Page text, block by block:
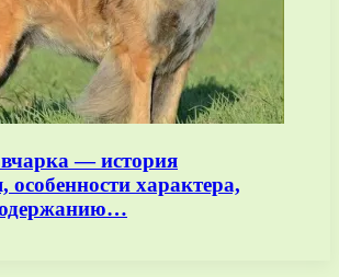
— история
особенности характера,